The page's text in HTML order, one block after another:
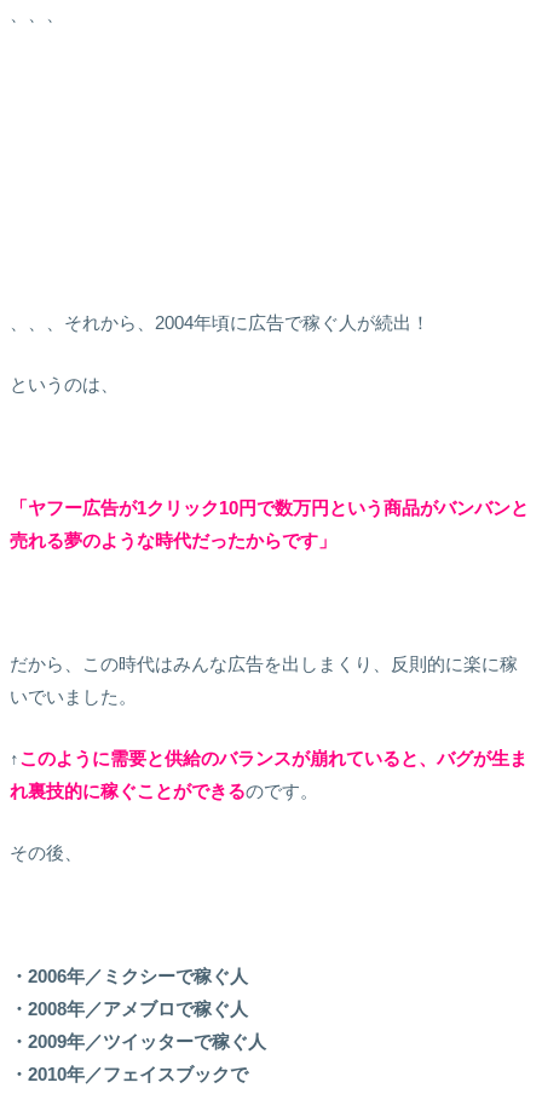
、、、それから、2004年頃に広告で稼ぐ人が続出！
というのは、
「ヤフー広告が1クリック10円で数万円という商品がバンバンと
売れる夢のような時代だったからです」
だから、この時代はみんな広告を出しまくり、反則的に楽に稼
いでいました。
↑このように需要と供給のバランスが崩れていると、バグが生ま
れ裏技的に稼ぐことができるのです。
その後、
・2006年／ミクシーで稼ぐ人
・2008年／アメブロで稼ぐ人
・2009年／ツイッターで稼ぐ人
・2010年／フェイスブックで